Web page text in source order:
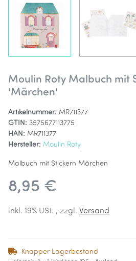
Moulin Roty Malbuch mit
'Märchen'
Artikelnummer: MR711377
GTIN: 3575677113775
HAN: MR711377
Hersteller: Moulin Roty
Malbuch mit Stickern Märchen
8,95 €
inkl. 19% USt. , zzgl. Versand
Knapper Lagerbestand